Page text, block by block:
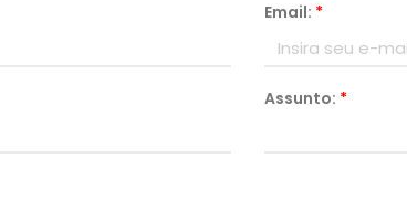
Email: *
Assunto: *